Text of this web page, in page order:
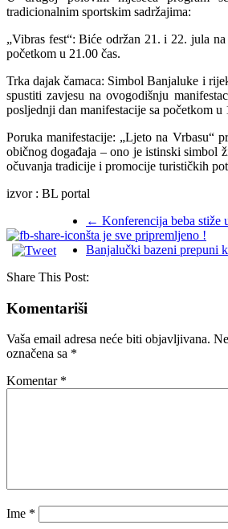
tradicionalnim sportskim sadržajima:
​„Vibras fest“: Biće održan 21. i 22. jula
početkom u 21.00 čas.
​Trka dajak čamaca: Simbol Banjaluke i
spustiti zavjesu na ovogodišnju
posljednji dan manifestacije sa početkom u
​Poruka manifestacije: „Ljeto na Vrbasu“
običnog događaja – ono je istinski simbol
očuvanja tradicije i promocije turističkih
izvor : BL portal
← Konferencija beba stiže
šta je sve pripremljeno !
Banjalučki bazeni prepuni
Share This Post:
Komentariši
Vaša email adresa neće biti objavljivana.
označena sa *
Komentar *
Ime *